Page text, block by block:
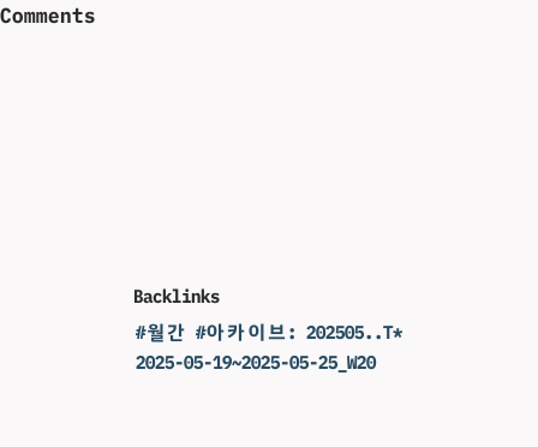
Comments
Backlinks
#월간 #아카이브: 202505..T*
2025-05-19~2025-05-25_W20